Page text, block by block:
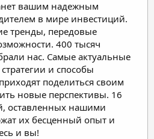
вашим надежным
в мире инвестиций.
тренды, передовые
400 тысяч
нас. Самые актуальные
и способы
поделиться своим
новые перспективы. 16
оставленных нашими
их бесценный опыт и
и вы!